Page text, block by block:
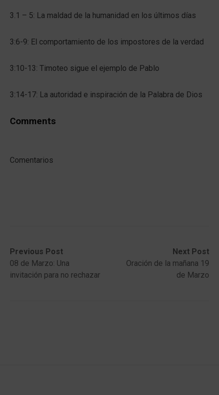
3.1 – 5: La maldad de la humanidad en los últimos días
3:6-9: El comportamiento de los impostores de la verdad
3:10-13: Timoteo sigue el ejemplo de Pablo
3:14-17: La autoridad e inspiración de la Palabra de Dios
Comments
Comentarios
Post
navigation
Previous Post
Previous
post:08 de Marzo: Una
invitación para no rechazar
Next Post
Next
post:
Oración de la mañana 19
de Marzo